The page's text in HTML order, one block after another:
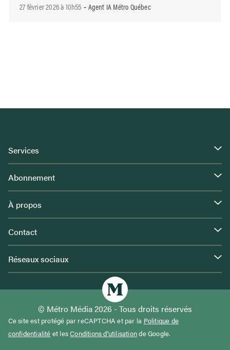
27 février 2026 à 10h55 - Agent IA Métro Québec
Services
Abonnement
À propos
Contact
Réseaux sociaux
© Métro Média 2026 - Tous droits réservés
Ce site est protégé par reCAPTCHA et par la Politique de
confidentialité et lesConditions d'utilisationde Google.